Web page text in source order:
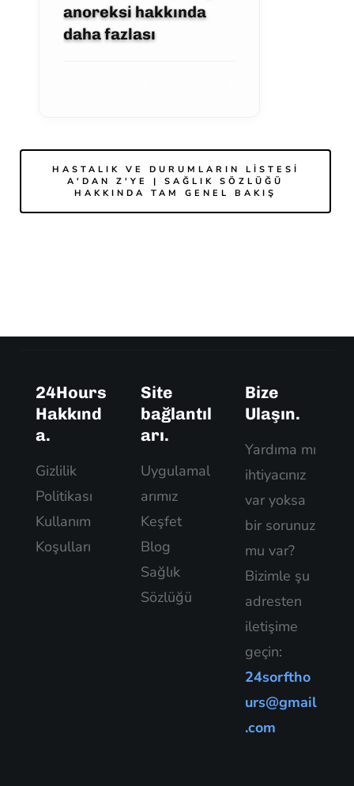
anoreksi hakkında
daha fazlası
HASTALIK VE DURUMLARIN LISTESI
A'DAN Z'YE | SAĞLIK SÖZLÜĞÜ
HAKKINDA TAM GENEL BAKIŞ
24Hours
Hakkınd
a.
Gizlilik
Politikası
Kullanım
Koşulları
Site
bağlantıl
arı.
Uygulamal
arımız
Keşfet
Blog
Sağlık
Sözlüğü
Bize
Ulaşın.
Yardıma mı
ihtiyacınız
var yoksa
bir sorunuz
mu var?
Bizimle şu
adresten
iletişime
geçin:
24sorftho
urs@gmail
.com